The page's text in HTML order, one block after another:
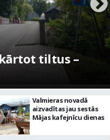
tiltus –
Valmieras novadā
aizvadītas jau sestās
Mājas kafejnīcu dienas